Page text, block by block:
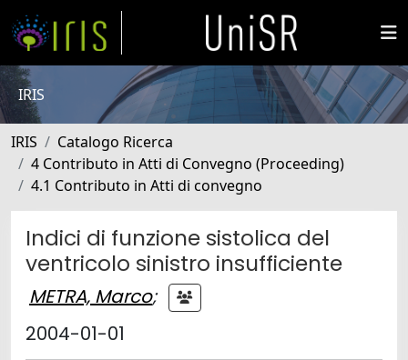
IRIS
IRIS
Catalogo Ricerca
4 Contributo in Atti di Convegno (Proceeding)
4.1 Contributo in Atti di convegno
Indici di funzione sistolica del
ventricolo sinistro insufficiente
METRA, Marco;
2004-01-01